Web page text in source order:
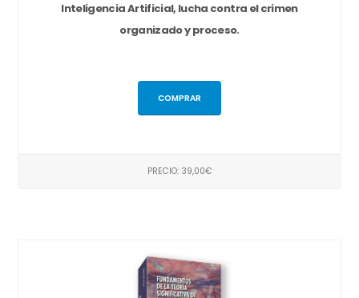
Inteligencia Artificial, lucha contra el crimen
organizado y proceso.
COMPRAR
PRECIO: 39,00€